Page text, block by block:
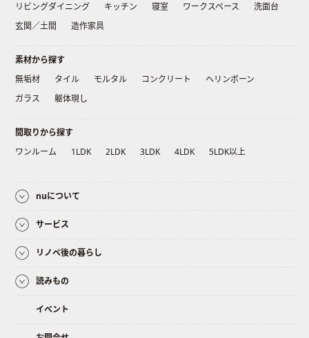
リビングダイニング
キッチン 寝室 ワークスペース
洗面台
玄関／土間
造作家具
素材から探す
無垢材
タイル モルタル コンクリート
ヘリンボーン
ガラス
躯体現し
間取りから探す
ワンルーム
1LDK 2LDK 3LDK 4LDK 5LDK以上
nuについて
サービス
リノベ後の暮らし
読みもの
イベント